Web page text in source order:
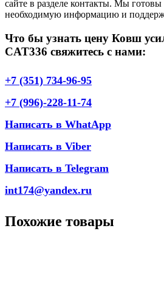
сайте в разделе контакты. Мы
необходимую информацию и
Что бы узнать цену Ковш
CAT336 свяжитесь с нами:
+7 (351) 734-96-95
+7 (996)-228-11-74
Написать в WhatApp
Написать в Viber
Написать в Telegram
int174@yandex.ru
Похожие товары